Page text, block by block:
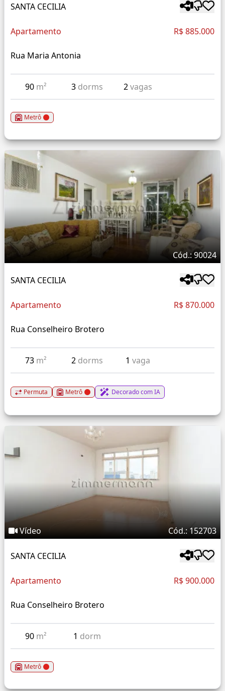
SANTA CECILIA
Apartamento R$ 885.000
Rua Maria Antonia
90 m² 3 dorms 2vagas
Metrô
Cód.: 90024
SANTA CECILIA
Apartamento R$ 870.000
Rua Conselheiro Brotero
73 m² 2 dorms 1vaga
Permuta Metrô Decorado com IA
Vídeo Cód.: 152703
SANTA CECILIA
Apartamento R$ 900.000
Rua Conselheiro Brotero
90 m² 1 dorm
Metrô